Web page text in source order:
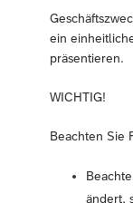
ein
präsentieren.
WICHTIG!
Beachten Sie
ändert,